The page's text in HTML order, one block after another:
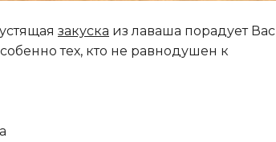
закуска из лаваша порадует Вас
тех, кто не равнодушен к